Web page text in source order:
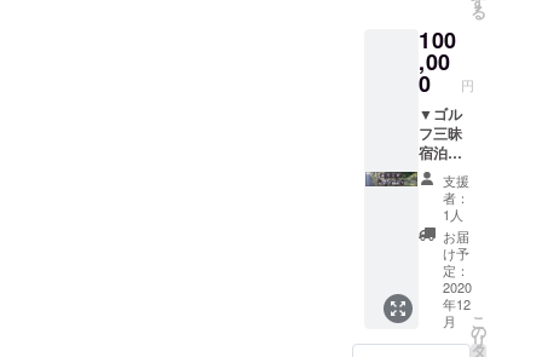
連絡く
ださ
い。 ▼
お礼の
お手紙
ン／タ
ン先／
テッ
チャン
／ソー
セージ
／ライ
ス／
スープ
／キム
チ／
チョレ
ギサラ
ダ／ニ
ラチヂ
ミ／海
鮮チヂ
で使用
可能・
全ての
からし
焼きが
対象で
す。
※本人の
み使用
可能で
す。 <
店舗>
●よっ
こら
しょっ
北茨城
総本店
る
100
,00
0 円
▼ゴル
フ三昧
宿泊プ
ラン
●ゴル
フ・昼
食（茨
城パシ
フィッ
クカン
トリー
倶楽
部）
支援
者：
1人
お届
け予
定：
2020
年12
月
こ
の
リ
タ